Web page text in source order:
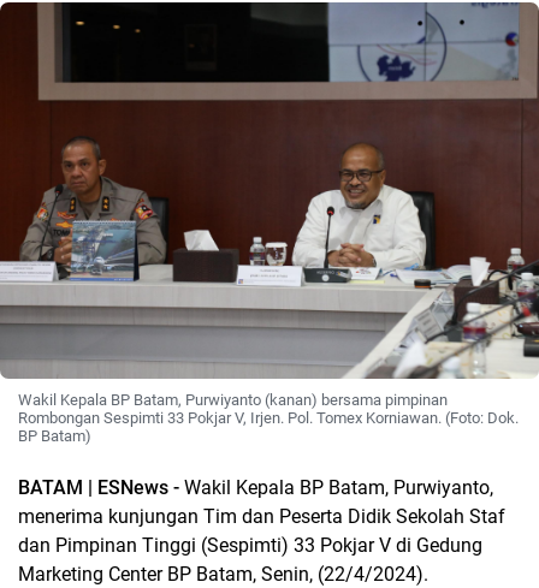
Wakil Kepala BP Batam, Purwiyanto (kanan) bersama pimpinan
Rombongan Sespimti 33 Pokjar V, Irjen. Pol. Tomex Korniawan. (Foto: Dok.
BP Batam)
BATAM | ESNews - Wakil Kepala BP Batam, Purwiyanto,
menerima kunjungan Tim dan Peserta Didik Sekolah Staf
dan Pimpinan Tinggi (Sespimti) 33 Pokjar V di Gedung
Marketing Center BP Batam, Senin, (22/4/2024).